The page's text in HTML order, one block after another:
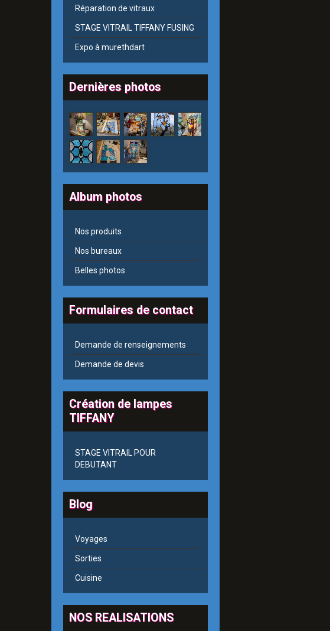
Réparation de vitraux
STAGE VITRAIL TIFFANY FUSING
Expo à murethdart
Dernières photos
Album photos
Nos produits
Nos bureaux
Belles photos
Formulaires de contact
Demande de renseignements
Demande de devis
Création de lampes
TIFFANY
STAGE VITRAIL POUR
DEBUTANT
Blog
Voyages
Sorties
Cuisine
NOS REALISATIONS